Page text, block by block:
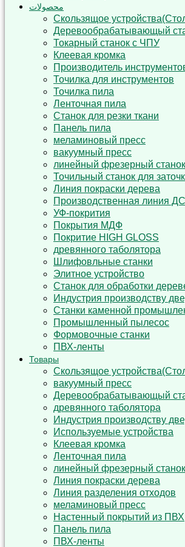
محصولات
Cкользящoe
Деревообрабатывающый
Токарный станок с ЧПУ
Клеевая кромка
Производитель
Точилка для инструментов
Точилка пила
Ленточная пила
Станок для резки ткани
Панель пила
меламиновый пресс
вакуумный пресс
линейный фрезерный станок
Точильный станок для
Линия покраски дерева
Производственная линия
УФ-покрития
Покрытия МДФ
Покритие HIGH GLOSS
древянного таболятора
Шлифовльные станки
Элитное устройство
Станок для обработки
Индустрия производству
Станки каменной
Промышленный пылесос
Формовочные станки
ПВХ-ленты
Товары
Cкользящoe
вакуумный пресс
Деревообрабатывающый
древянного таболятора
Индустрия производству
Используемые устройства
Клеевая кромка
Ленточная пила
линейный фрезерный станок
Линия покраски дерева
Линия разделения отходов
меламиновый пресс
Настенный покрытий из ПВХ
Панель пила
ПВХ-ленты